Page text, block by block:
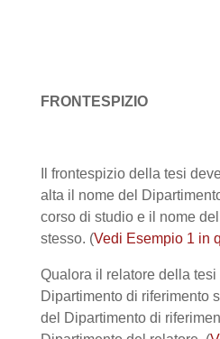
FRONTESPIZIO
Il frontespizio della tesi
alta il nome del
corso di studio e il nome
stesso. (Vedi Esempio 1 in
Qualora il relatore della tesi
Dipartimento di riferimento
del Dipartimento di